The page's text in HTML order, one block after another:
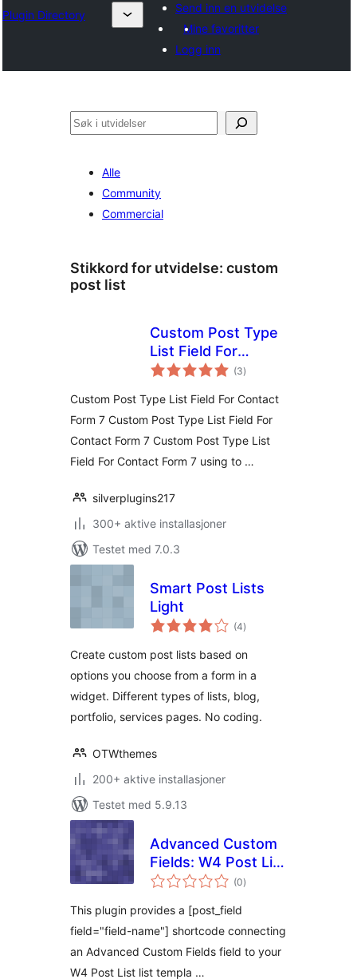
Plugin Directory
Send inn en utvidelse
Mine favoritter
Logg inn
Søk
Alle
Community
Commercial
Stikkord for utvidelse: custom
post list
Custom Post Type
List Field For
Contact Form 7
(3totale
vurderinger
)
Custom Post Type List Field For Contact
Form 7 Custom Post Type List Field For
Contact Form 7 Custom Post Type List
Field For Contact Form 7 using to …
silverplugins217
300+ aktive installasjoner
Testet med 7.0.3
Smart Post Lists
Light
(4totale
vurderinger
)
Create custom post lists based on
options you choose from a form in a
widget. Different types of lists, blog,
portfolio, services pages. No coding.
OTWthemes
200+ aktive installasjoner
Testet med 5.9.13
Advanced Custom
Fields: W4 Post List
Bridge
(0totale
vurderinger
)
This plugin provides a [post_field
field="field-name"] shortcode connecting
an Advanced Custom Fields field to your
W4 Post List list templa …